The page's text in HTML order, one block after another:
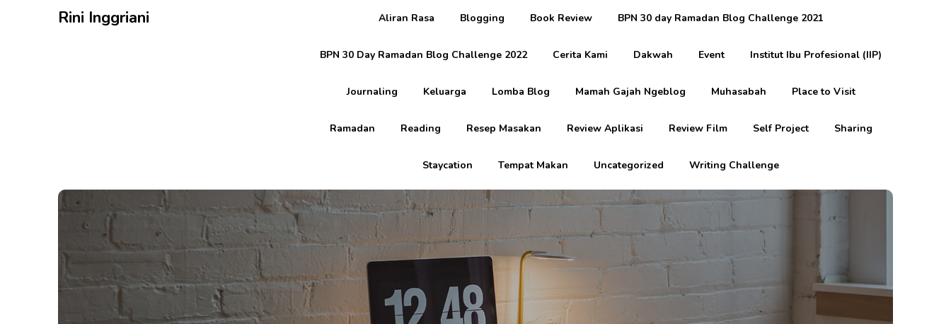
Rini Inggriani Aliran Rasa Blogging Book Review BPN 30 day Ramadan Blog Challenge 2021
BPN 30 Day Ramadan Blog Challenge 2022 Cerita Kami Dakwah Event Institut Ibu Profesional (IIP)
Journaling Keluarga Lomba Blog Mamah Gajah Ngeblog Muhasabah Place to Visit
Ramadan Reading Resep Masakan Review Aplikasi Review Film Self Project Sharing
Staycation Tempat Makan Uncategorized Writing Challenge